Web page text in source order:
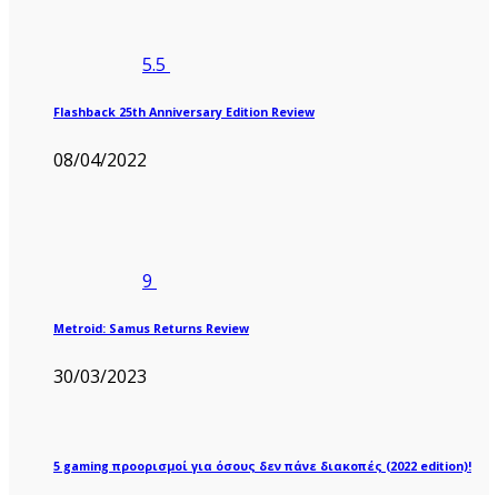
5.5
Flashback 25th Anniversary Edition Review
08/04/2022
9
Metroid: Samus Returns Review
30/03/2023
5 gaming προορισμοί για όσους δεν πάνε διακοπές (2022 edition)!